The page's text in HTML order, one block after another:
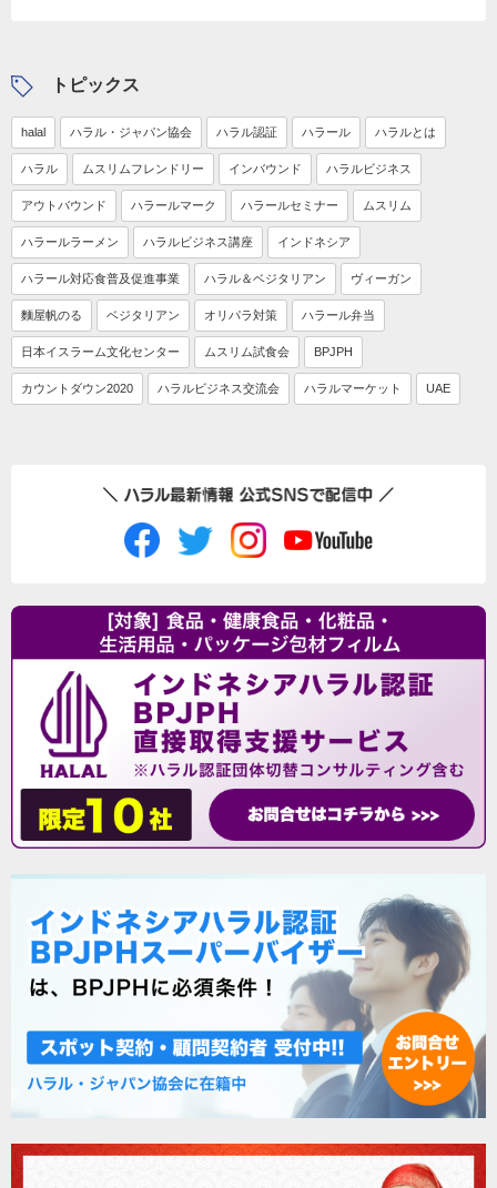
トピックス
halal ハラル・ジャパン協会 ハラル認証 ハラール ハラルとは
ハラル ムスリムフレンドリー インバウンド ハラルビジネス
アウトバウンド ハラールマーク ハラールセミナー ムスリム
ハラールラーメン ハラルビジネス講座 インドネシア
ハラール対応食普及促進事業 ハラル＆ベジタリアン ヴィーガン
麵屋帆のる ベジタリアン オリパラ対策 ハラール弁当
日本イスラーム文化センター ムスリム試食会 BPJPH
カウントダウン2020 ハラルビジネス交流会 ハラルマーケット UAE